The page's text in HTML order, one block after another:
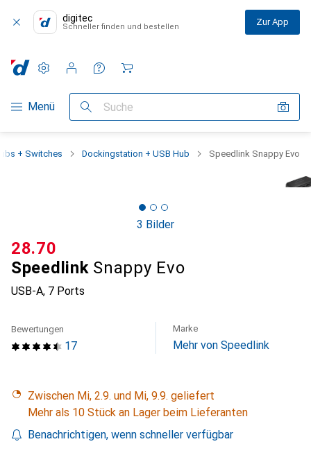
digitec
Schneller finden und bestellen Zur App
Navigation nach Kategorien
Menü Suche
Einstellungen
Kundenkonto
Vergleichslisten
Merklisten
Warenkorb
+ Switches Dockingstation + USB Hub Speedlink Snappy Evo
3 Bilder
Speedlink Snappy Evo
USB-A, 7 Ports
CHF
28.70
17
Bewertungen Marke
Mehr von Speedlink
Zwischen Mi, 2.9. und Mi, 9.9. geliefert
Mehr als 10 Stück an Lager beim Lieferanten
Benachrichtigen, wenn schneller verfügbar